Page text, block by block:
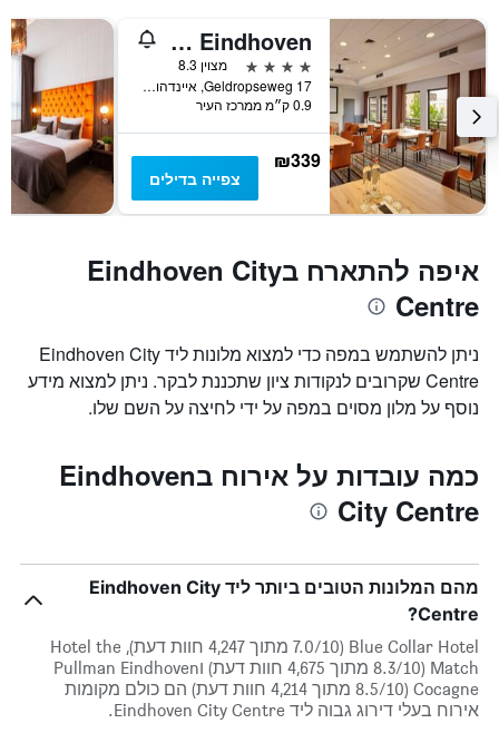
Park Plaza Eindhoven
4 כוכבים
מצוין 8.3
Geldropseweg 17, איינדהובן, מחוז צפון בראבנט, הולנד
0.9 ק״מ ממרכז העיר
₪339
צפייה בדילים
איפה להתארח בEindhoven City
Centre
ניתן להשתמש במפה כדי למצוא מלונות ליד Eindhoven City
Centre שקרובים לנקודות ציון שתכננת לבקר. ניתן למצוא מידע
נוסף על מלון מסוים במפה על ידי לחיצה על השם שלו.
כמה עובדות על אירוח בEindhoven
City Centre
מהם המלונות הטובים ביותר ליד Eindhoven City
Centre?
Blue Collar Hotel (7.0/10 מתוך 4,247 חוות דעת), Hotel the
Match (8.3/10 מתוך 4,675 חוות דעת) וPullman Eindhoven
Cocagne (8.5/10 מתוך 4,214 חוות דעת) הם כולם מקומות
אירוח בעלי דירוג גבוה ליד Eindhoven City Centre.